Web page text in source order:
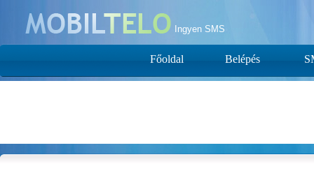
Ingyen SMS
Főoldal Belépés